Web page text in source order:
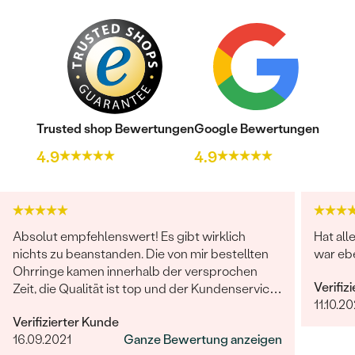
Bestseller
Trusted shop Bewertungen
4.9
Google Bewertungen
4.9
Absolut empfehlenswert! Es gibt wirklich
nichts zu beanstanden. Die von mir bestellten
Ohrringe kamen innerhalb der versprochen
Zeit, die Qualität ist top und der Kundenservice
Verifizierter Kunde
16.09.2021
Ganze Bewertung anzeigen
Hat
war